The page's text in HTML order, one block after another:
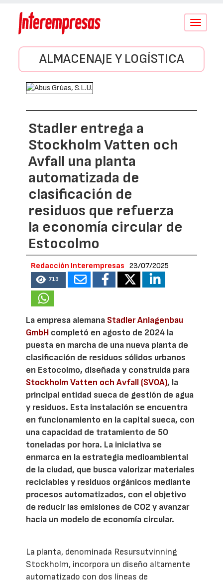
Conmutar
ALMACENAJE Y LOGÍSTICA
Stadler entrega a
Stockholm Vatten och
Avfall una planta
automatizada de
clasificación de
residuos que refuerza
la economía circular de
Estocolmo
Redacción Interempresas 23/07/2025
713
La empresa alemana Stadler Anlagenbau
GmbH completó en agosto de 2024 la
puesta en marcha de una nueva planta de
clasificación de residuos sólidos urbanos
en Estocolmo, diseñada y construida para
Stockholm Vatten och Avfall (SVOA), la
principal entidad sueca de gestión de agua
y residuos. Esta instalación se encuentra
en funcionamiento en la capital sueca, con
una capacidad de tratamiento de 50
toneladas por hora. La iniciativa se
enmarca en la estrategia medioambiental
de la ciudad, que busca valorizar materiales
reciclables y residuos orgánicos mediante
procesos automatizados, con el objetivo
de reducir las emisiones de CO2 y avanzar
hacia un modelo de economía circular.
La planta, denominada Resursutvinning
Stockholm, incorpora un diseño altamente
automatizado con dos líneas de